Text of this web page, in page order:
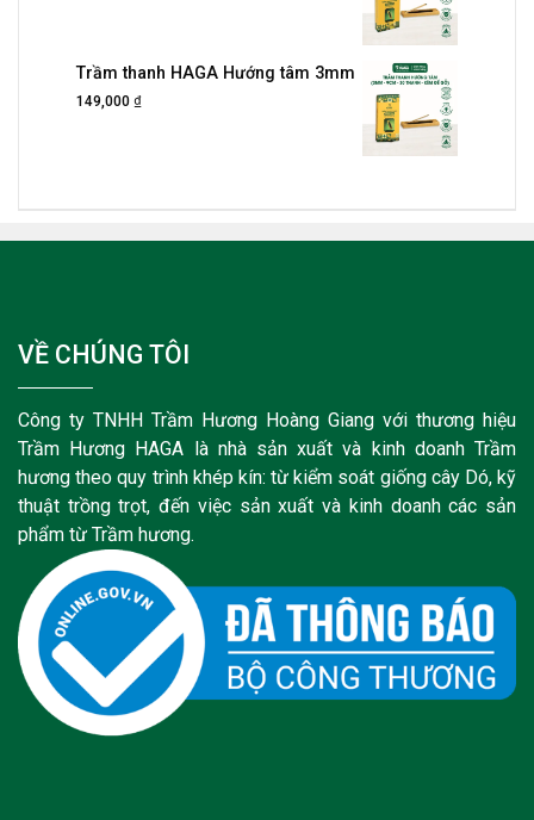
Trầm thanh HAGA Hướng tâm 3mm
149,000 ₫
VỀ CHÚNG TÔI
Công ty TNHH Trầm Hương Hoàng Giang với thương hiệu
Trầm Hương HAGA là nhà sản xuất và kinh doanh Trầm
hương theo quy trình khép kín: từ kiểm soát giống cây Dó, kỹ
thuật trồng trọt, đến việc sản xuất và kinh doanh các sản
phẩm từ Trầm hương.